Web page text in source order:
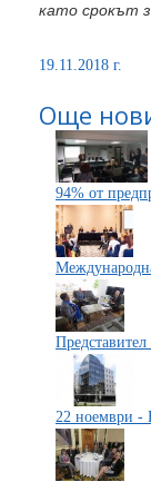
като срокът
19.11.2018 г.
Още
94% от
22 ноември -